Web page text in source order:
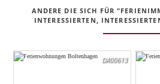
ANDERE DIE SICH FÜR
INTERESSIERTEN,
DA00613